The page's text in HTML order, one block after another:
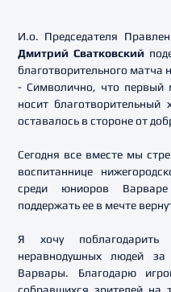
И.о. Председателя
Дмитрий Сватковский
благотворительного матча
- Символично, что первый
носит благотворительный
оставалось в стороне от
Сегодня все вместе мы
воспитаннице
среди юниоров
поддержать ее в мечте
Я хочу поблагодарить
неравнодушных людей
Варвары. Благодарю